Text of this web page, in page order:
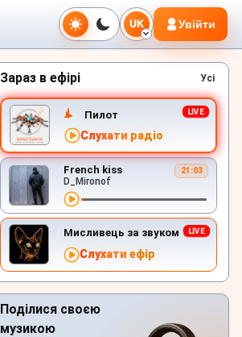
UK Увійти
Зараз в ефірі Усі
Пилот
Слухати радіо
French kiss 21:03
D_Mironof
Мисливець за звуком
Слухати ефір
Поділися своєю
музикою